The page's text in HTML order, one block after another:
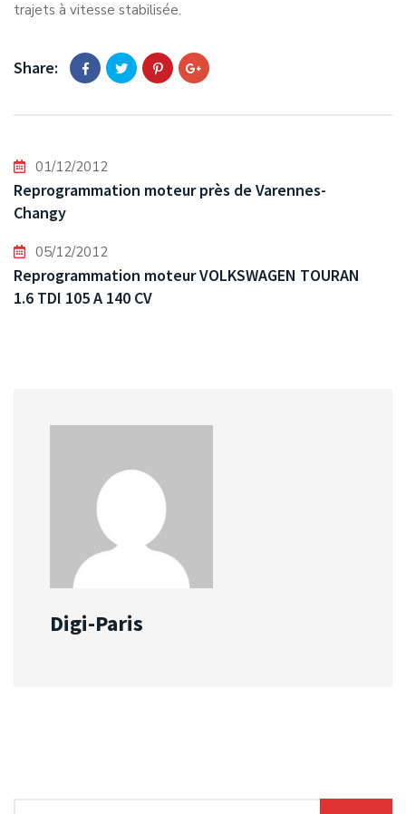
trajets à vitesse stabilisée.
Share:
01/12/2012
Reprogrammation moteur près de Varennes-
Changy
05/12/2012
Reprogrammation moteur VOLKSWAGEN TOURAN
1.6 TDI 105 A 140 CV
Digi-Paris